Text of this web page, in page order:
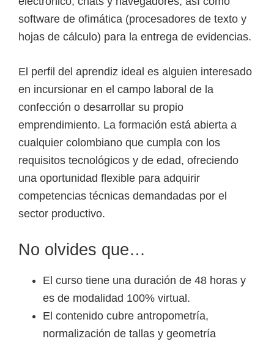
software de ofimática (procesadores de texto y
hojas de cálculo) para la entrega de evidencias.
El perfil del aprendiz ideal es alguien interesado
en incursionar en el campo laboral de la
confección o desarrollar su propio
emprendimiento. La formación está abierta a
cualquier colombiano que cumpla con los
requisitos tecnológicos y de edad, ofreciendo
una oportunidad flexible para adquirir
competencias técnicas demandadas por el
sector productivo.
No olvides que…
El curso tiene una duración de 48 horas y
es de modalidad 100% virtual.
El contenido cubre antropometría,
normalización de tallas y geometría